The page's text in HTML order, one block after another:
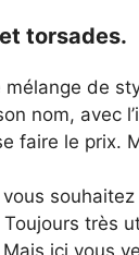
torsades.
mélange de
nom, avec
faire le prix.
très